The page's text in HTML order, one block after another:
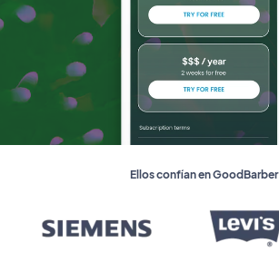
Ellos confían en GoodBarber